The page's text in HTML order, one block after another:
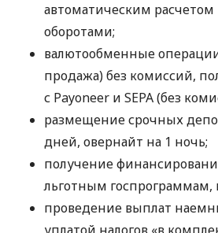
автоматическим расчетом
оборотами;
валютообменные
продажа) без комиссий,
с Payoneer и SEPA (без
размещение срочных
дней, овернайт на 1 ночь;
получение
льготным госпрограммам,
проведение выплат